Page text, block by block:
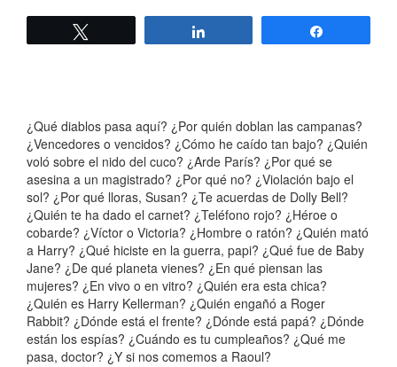
¿Qué diablos pasa aquí? ¿Por quién doblan las campanas?
¿Vencedores o vencidos? ¿Cómo he caído tan bajo? ¿Quién
voló sobre el nido del cuco? ¿Arde París? ¿Por qué se
asesina a un magistrado? ¿Por qué no? ¿Violación bajo el
sol? ¿Por qué lloras, Susan? ¿Te acuerdas de Dolly Bell?
¿Quién te ha dado el carnet? ¿Teléfono rojo? ¿Héroe o
cobarde? ¿Víctor o Victoria? ¿Hombre o ratón? ¿Quién mató
a Harry? ¿Qué hiciste en la guerra, papi? ¿Qué fue de Baby
Jane? ¿De qué planeta vienes? ¿En qué piensan las
mujeres? ¿En vivo o en vitro? ¿Quién era esta chica?
¿Quién es Harry Kellerman? ¿Quién engañó a Roger
Rabbit? ¿Dónde está el frente? ¿Dónde está papá? ¿Dónde
están los espías? ¿Cuándo es tu cumpleaños? ¿Qué me
pasa, doctor? ¿Y si nos comemos a Raoul?